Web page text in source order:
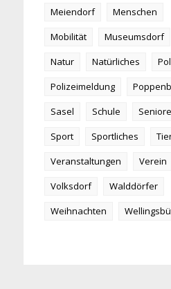
Meiendorf
Menschen
Mobilität
Museumsdorf
Natur
Natürliches
Polizeimeldung
Sasel
Schule
Sport
Sportliches
Veranstaltungen
Verein
Volksdorf
Walddörfer
Weihnachten